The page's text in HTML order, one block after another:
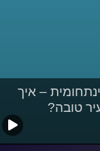
– איך
טובה?